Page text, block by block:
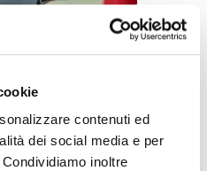
contenuti ed
dei social media e per
inoltre
nel Mondo"
2023